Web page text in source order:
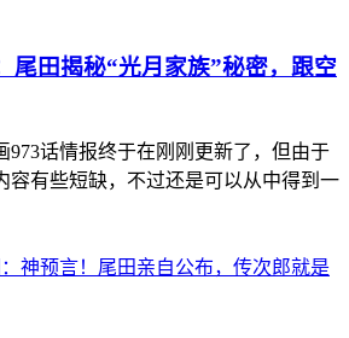
尾田揭秘“光月家族”秘密，跟空
973话情报终于在刚刚更新了，但由于
容有些短缺，不过还是可以从中得到一